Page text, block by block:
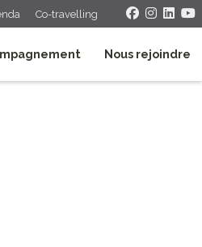
Co-travelling
Nous rejoindre